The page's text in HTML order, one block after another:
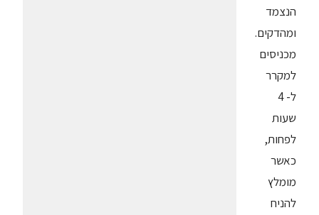
הנצמד
ומהדקים.
מכניסים
למקרר
ל- 4
שעות
לפחות,
כאשר
מומלץ
להניח